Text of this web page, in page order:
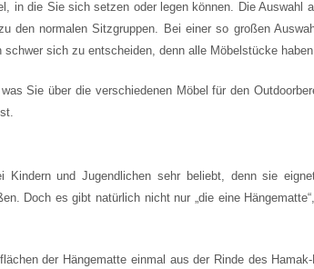
in die Sie sich setzen oder legen können. Die Auswahl
den normalen Sitzgruppen. Bei einer so großen
sich zu entscheiden, denn alle Möbelstücke
Sie über die verschiedenen Möbel für den
Kindern und Jugendlichen sehr beliebt, denn sie
Doch es gibt natürlich nicht nur „die eine
der Hängematte einmal aus der Rinde des